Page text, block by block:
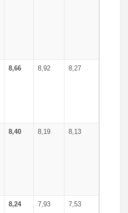
8,66 8,92 8,27
8,40 8,19 8,13
8,24 7,93 7,53